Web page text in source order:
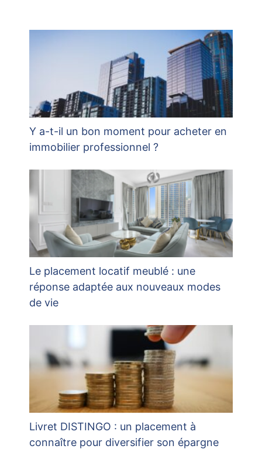
Y a-t-il un bon moment pour acheter en
immobilier professionnel ?
Le placement locatif meublé : une
réponse adaptée aux nouveaux modes
de vie
Livret DISTINGO : un placement à
connaître pour diversifier son épargne